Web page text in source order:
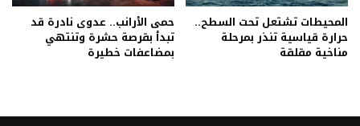
المحيطات تشتعل تحت السطح..
حرارة قياسية تنذر بمرحلة
مناخية مقلقة
حمى الأرانب.. عدوى نادرة قد
تبدأ بقرصة حشرة وتنتهي
بمضاعفات خطيرة